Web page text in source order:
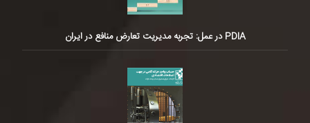
PDIA در عمل: تجربه مدیریت تعارض منافع در ایران